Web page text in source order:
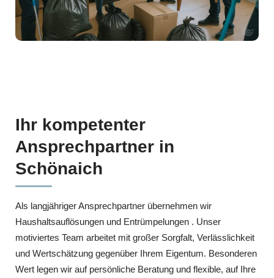
Ihr kompetenter
Ansprechpartner in
Schönaich
Als langjähriger Ansprechpartner übernehmen wir
Haushaltsauflösungen und Entrümpelungen . Unser
motiviertes Team arbeitet mit großer Sorgfalt, Verlässlichkeit
und Wertschätzung gegenüber Ihrem Eigentum. Besonderen
Wert legen wir auf persönliche Beratung und flexible, auf Ihre